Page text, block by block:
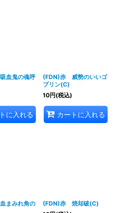
血鬼の魂呼
に入れる
(FDN)赤 威勢のいいゴ
ブリン(C)
10円(税込)
カートに入れる
まみれ角の
(FDN)赤 焼却破(C)